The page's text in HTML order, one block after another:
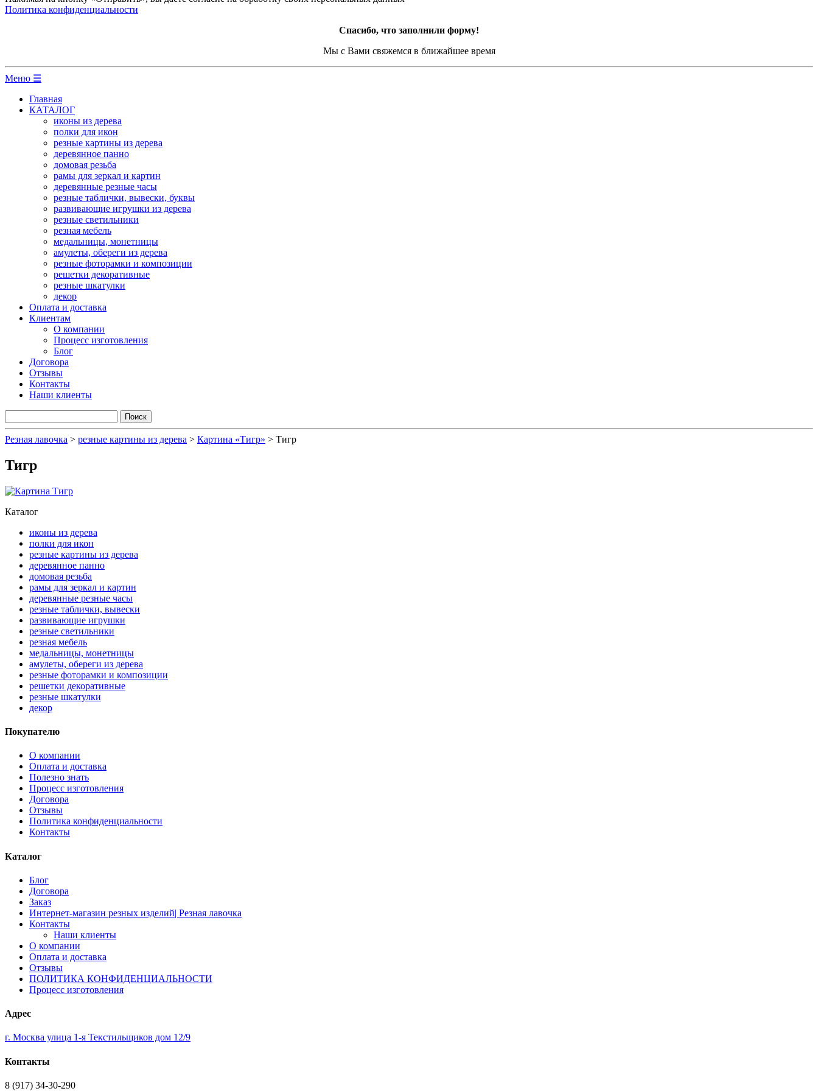
Политика конфиденциальности
Спасибо, что заполнили форму!
Мы с Вами свяжемся в ближайшее время
Меню ☰
Главная
КАТАЛОГ
иконы из дерева
полки для икон
резные картины из дерева
деревянное панно
домовая резьба
рамы для зеркал и картин
деревянные резные часы
резные таблички, вывески, буквы
развивающие игрушки из дерева
резные светильники
резная мебель
медальницы, монетницы
амулеты, обереги из дерева
резные фоторамки и композиции
решетки декоративные
резные шкатулки
декор
Оплата и доставка
Клиентам
О компании
Процесс изготовления
Блог
Договора
Отзывы
Контакты
Наши клиенты
Резная лавочка > резные картины из дерева > Картина «Тигр» > Тигр
Тигр
Каталог
иконы из дерева
полки для икон
резные картины из дерева
деревянное панно
домовая резьба
рамы для зеркал и картин
деревянные резные часы
резные таблички, вывески
развивающие игрушки
резные светильники
резная мебель
медальницы, монетницы
амулеты, обереги из дерева
резные фоторамки и композиции
решетки декоративные
резные шкатулки
декор
Покупателю
О компании
Оплата и доставка
Полезно знать
Процесс изготовления
Договора
Отзывы
Политика конфиденциальности
Контакты
Каталог
Блог
Договора
Заказ
Интернет-магазин резных изделий| Резная лавочка
Контакты
Наши клиенты
О компании
Оплата и доставка
Отзывы
ПОЛИТИКА КОНФИДЕНЦИАЛЬНОСТИ
Процесс изготовления
Адрес
г. Москва улица 1-я Текстильщиков дом 12/9
Контакты
8 (917) 34-30-290